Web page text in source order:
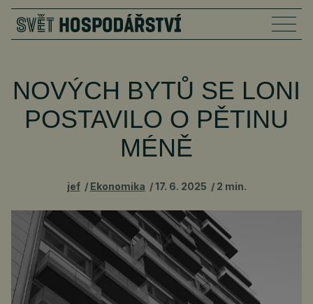
NOVÝCH BYTŮ SE LONI
POSTAVILO O PĚTINU
MÉNĚ
jef Ekonomika 17. 6. 2025 2 min.